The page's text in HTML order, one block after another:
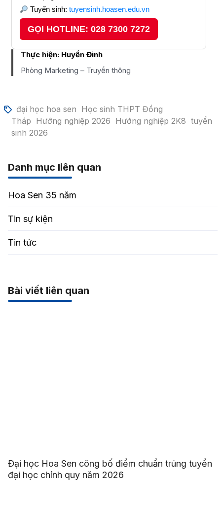
Tuyển sinh: tuyensinh.hoasen.edu.vn
GỌI HOTLINE: 028 7300 7272
Thực hiện: Huyền Đinh
Phòng Marketing – Truyền thông
đại học hoa sen Học sinh THPT Đồng
Tháp Hướng nghiệp 2026 Hướng nghiệp 2K8 tuyển
sinh 2026
Danh mục liên quan
Hoa Sen 35 năm
Tin sự kiện
Tin tức
Bài viết liên quan
Đại học Hoa Sen công bố điểm chuẩn trúng tuyển
đại học chính quy năm 2026